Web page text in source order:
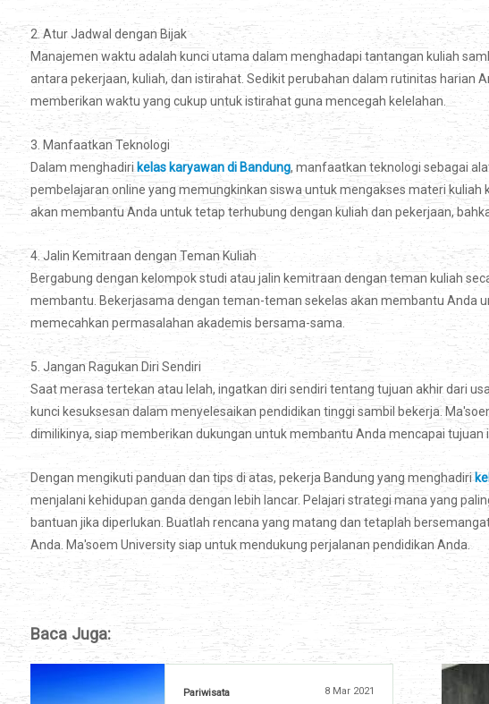
2. Atur Jadwal dengan Bijak
Manajemen waktu adalah kunci utama dalam menghadapi tantangan kuliah
antara pekerjaan, kuliah, dan istirahat. Sedikit perubahan dalam rutinitas harian
memberikan waktu yang cukup untuk istirahat guna mencegah kelelahan.
3. Manfaatkan Teknologi
Dalam menghadiri kelas karyawan di Bandung, manfaatkan teknologi sebagai
pembelajaran online yang memungkinkan siswa untuk mengakses materi
akan membantu Anda untuk tetap terhubung dengan kuliah dan pekerjaan,
4. Jalin Kemitraan dengan Teman Kuliah
Bergabung dengan kelompok studi atau jalin kemitraan dengan teman kuliah
membantu. Bekerjasama dengan teman-teman sekelas akan membantu Anda
memecahkan permasalahan akademis bersama-sama.
5. Jangan Ragukan Diri Sendiri
Saat merasa tertekan atau lelah, ingatkan diri sendiri tentang tujuan akhir dari
kunci kesuksesan dalam menyelesaikan pendidikan tinggi sambil bekerja.
dimilikinya, siap memberikan dukungan untuk membantu Anda mencapai tujuan
Dengan mengikuti panduan dan tips di atas, pekerja Bandung yang menghadiri
menjalani kehidupan ganda dengan lebih lancar. Pelajari strategi mana yang
bantuan jika diperlukan. Buatlah rencana yang matang dan tetaplah
Anda. Ma'soem University siap untuk mendukung perjalanan pendidikan Anda.
Baca Juga:
Pariwisata 8 Mar 2021